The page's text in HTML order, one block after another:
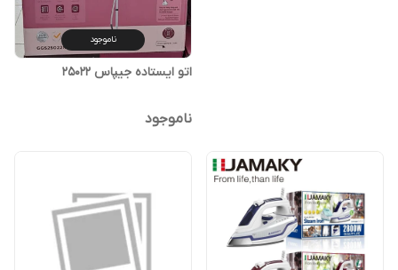
ناموجود
اتو ایستاده جیپاس 25022
ناموجود